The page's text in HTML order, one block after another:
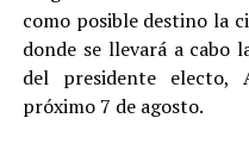
como posible destino la
donde se llevará a cabo
del presidente electo,
próximo 7 de agosto.